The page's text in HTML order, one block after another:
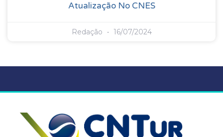
Atualização No CNES
Redação 16/07/2024